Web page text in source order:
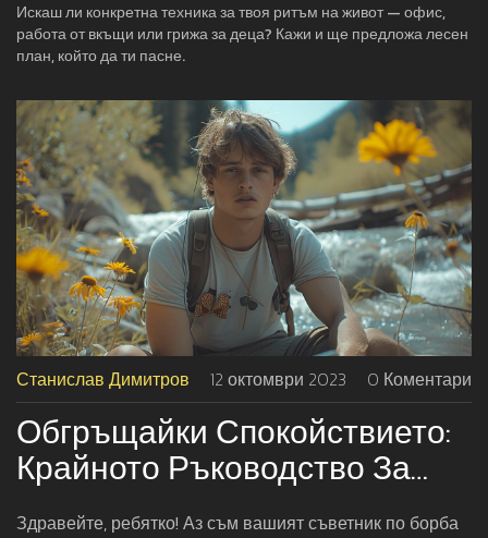
Искаш ли конкретна техника за твоя ритъм на живот — офис,
работа от вкъщи или грижа за деца? Кажи и ще предложа лесен
план, който да ти пасне.
Станислав Димитров 12 октомври 2023 0 Коментари
Обгръщайки Спокойствието:
Крайното Ръководство За
Безстресов Живот
Здравейте, ребятко! Аз съм вашият съветник по борба